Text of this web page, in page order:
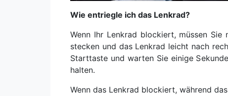
Wie entriegle ich das Lenkrad?
Wenn Ihr Lenkrad blockiert, müssen
stecken und das Lenkrad leicht nach
Starttaste und warten Sie einige
halten.
Wenn das Lenkrad blockiert, während